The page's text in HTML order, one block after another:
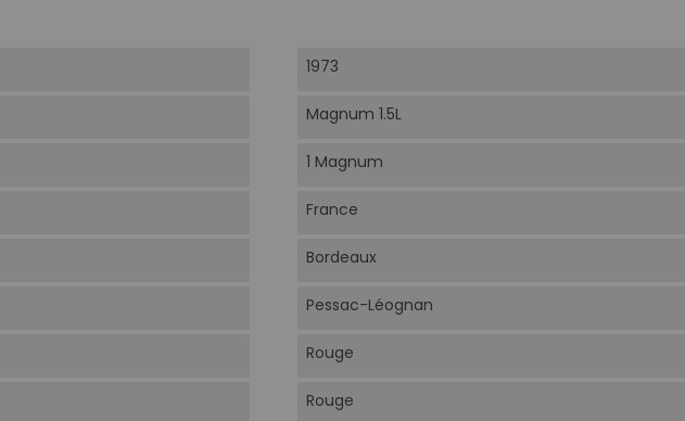
1973
Magnum 1.5L
1 Magnum
France
Bordeaux
Pessac-Léognan
Rouge
Rouge